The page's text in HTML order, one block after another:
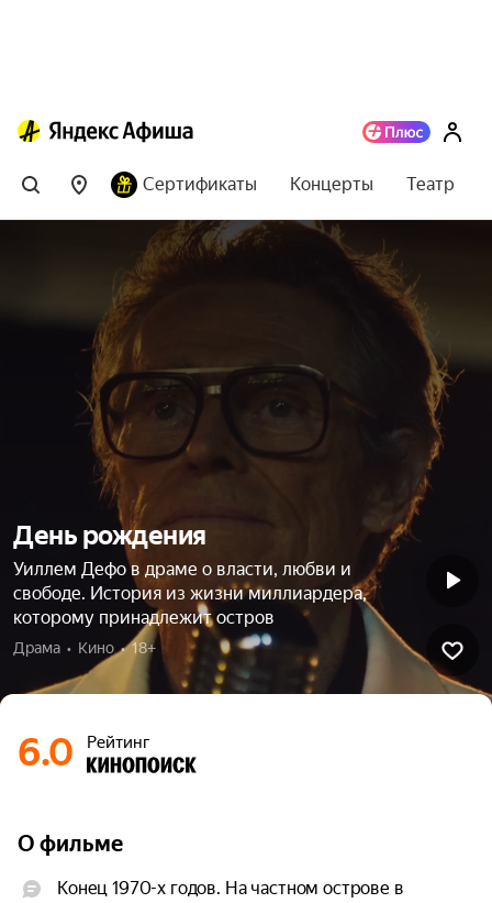
Сертификаты Концерты Театр
День рождения
Уиллем Дефо в драме о власти, любви и
свободе. История из жизни миллиардера,
которому принадлежит остров
Драма  •  Кино  •  18+
6.0 Рейтинг
О фильме
Конец 1970-х годов. На частном острове в